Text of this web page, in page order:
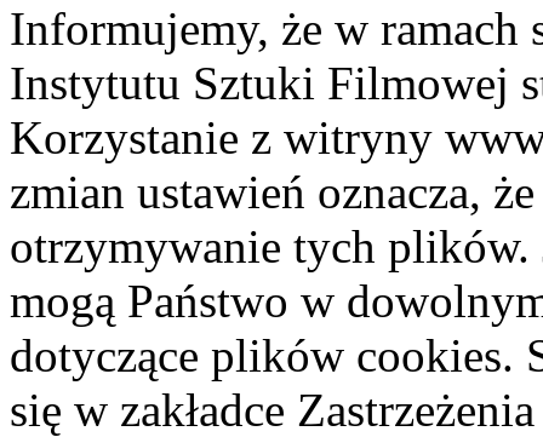
Informujemy, że w ramach
Instytutu Sztuki Filmowej
Korzystanie z witryny
zmian ustawień oznacza,
otrzymywanie tych plików.
mogą Państwo w
dotyczące plików cookies.
się w zakładce